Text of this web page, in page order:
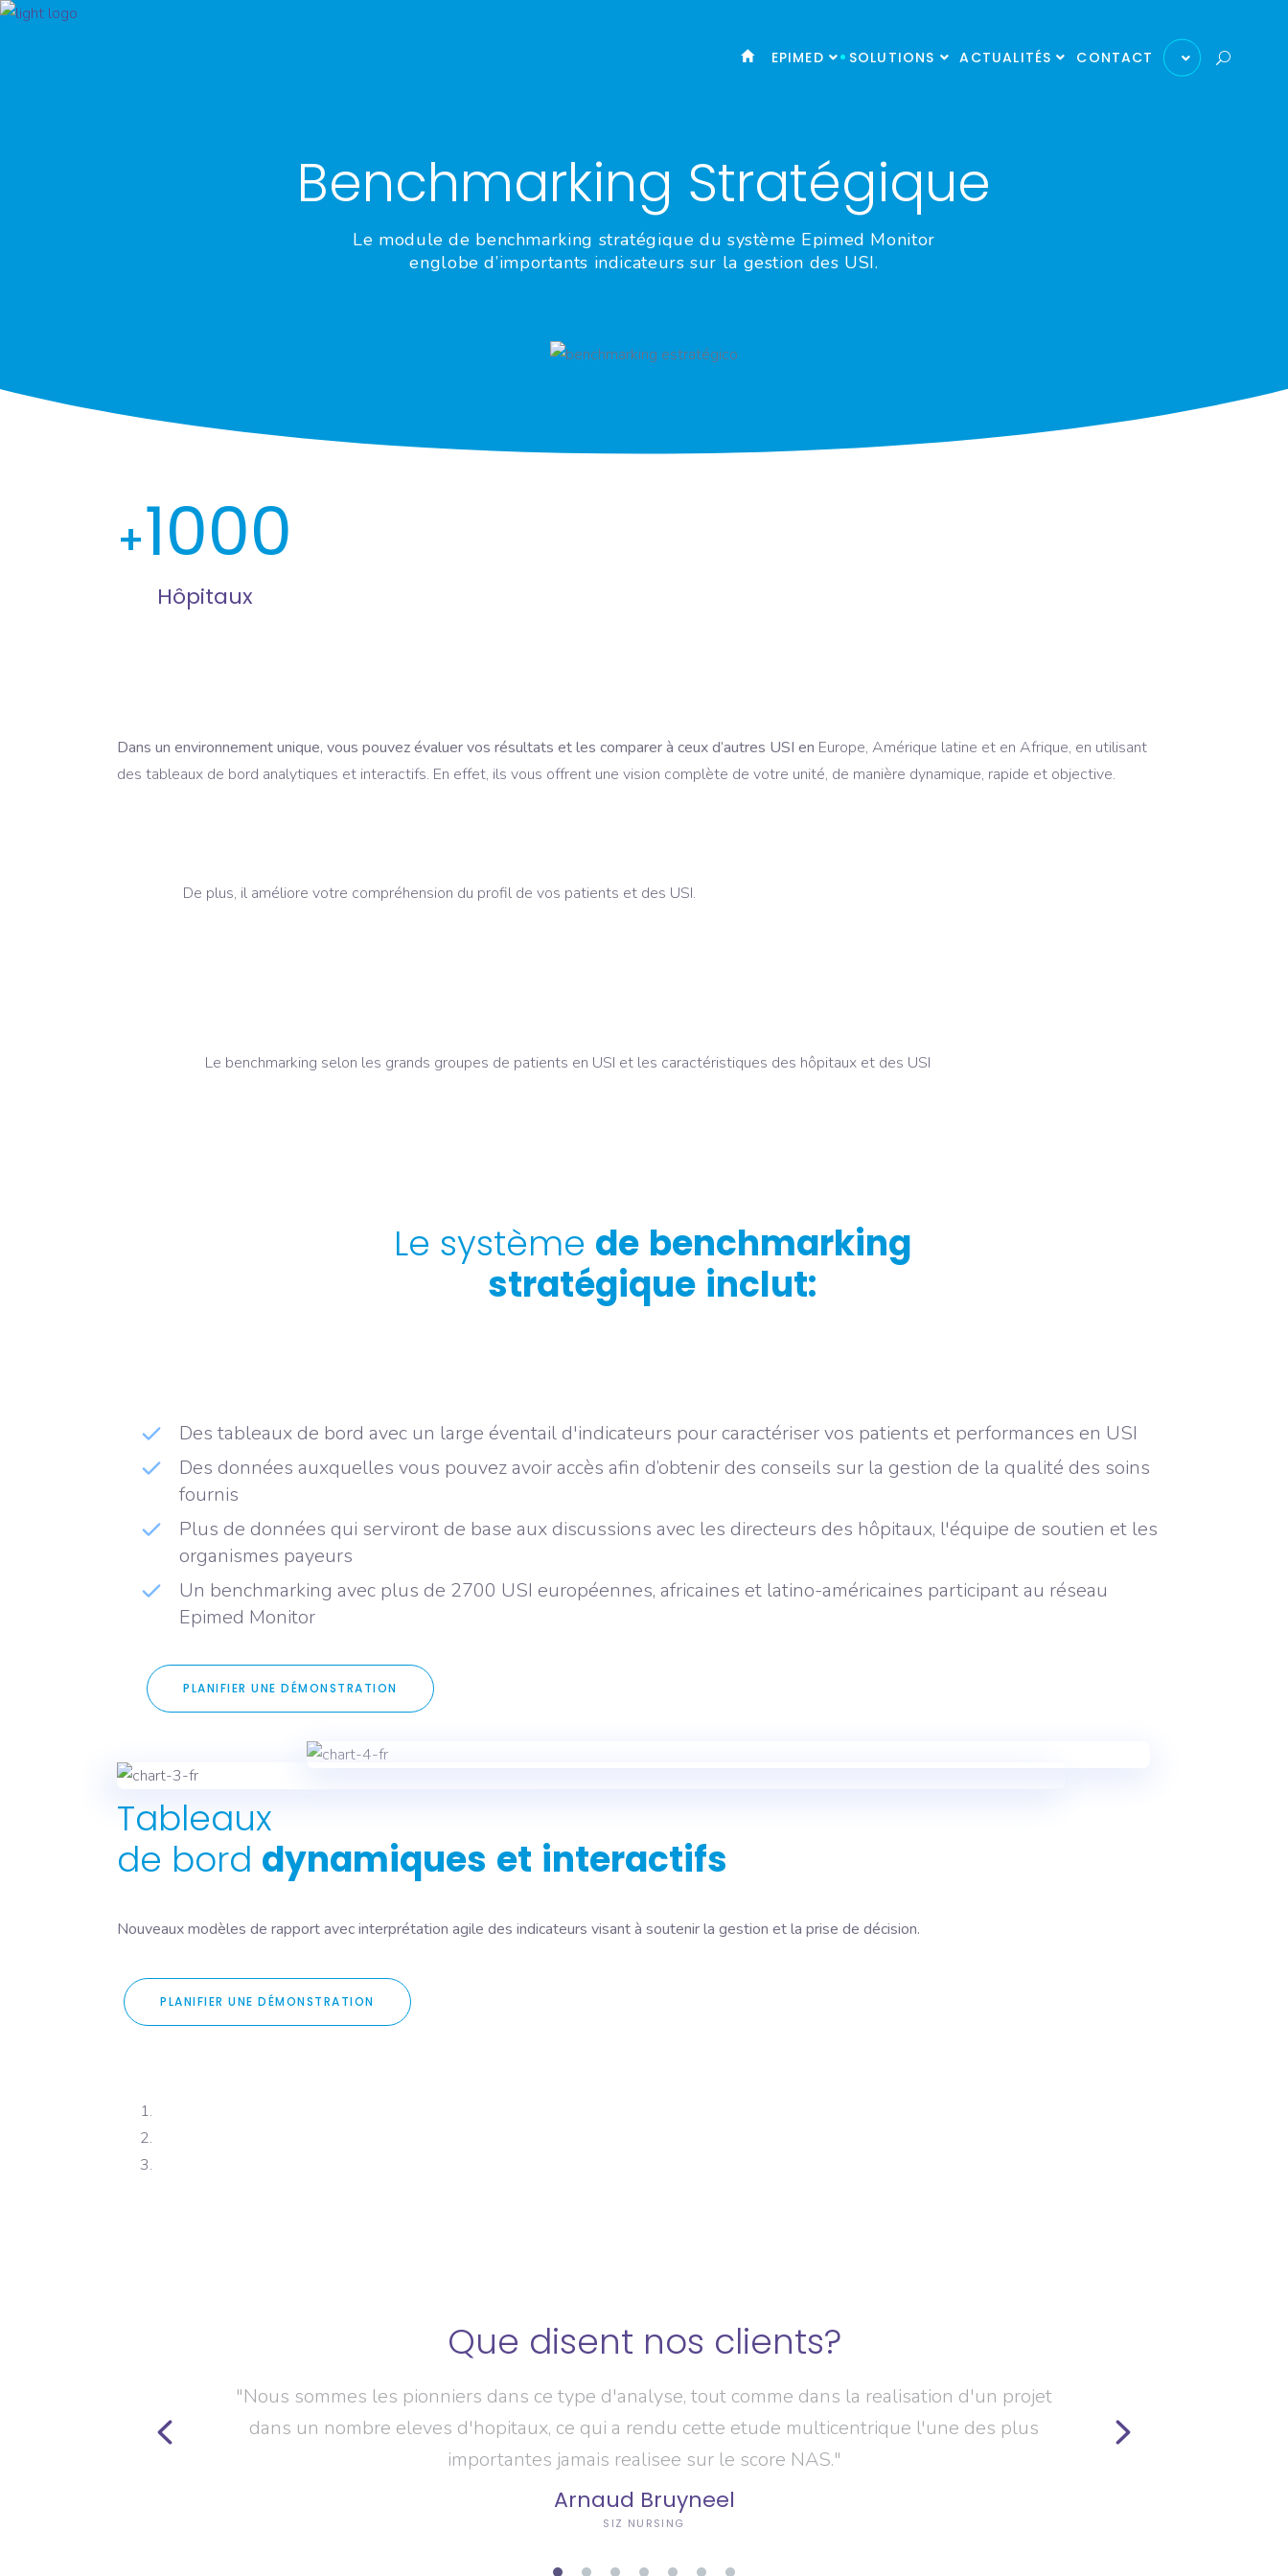
EPIMED SOLUTIONS ACTUALITÉS CONTACT
Benchmarking Stratégique
Le module de benchmarking stratégique du système Epimed Monitor
englobe d’importants indicateurs sur la gestion des USI.
1000
Hôpitaux
Dans un environnement unique, vous pouvez évaluer vos résultats et les comparer à ceux d’autres USI en Europe, Amérique latine et en Afrique, en utilisant
des tableaux de bord analytiques et interactifs. En effet, ils vous offrent une vision complète de votre unité, de manière dynamique, rapide et objective.
De plus, il améliore votre compréhension du profil de vos patients et des USI.
Le benchmarking selon les grands groupes de patients en USI et les caractéristiques des hôpitaux et des USI
Le système de benchmarking
stratégique inclut:
Des tableaux de bord avec un large éventail d'indicateurs pour caractériser vos patients et performances en USI
Des données auxquelles vous pouvez avoir accès afin d’obtenir des conseils sur la gestion de la qualité des soins
fournis
Plus de données qui serviront de base aux discussions avec les directeurs des hôpitaux, l'équipe de soutien et les
organismes payeurs
Un benchmarking avec plus de 2700 USI européennes, africaines et latino-américaines participant au réseau
Epimed Monitor
PLANIFIER UNE DÉMONSTRATION
Tableaux
de bord dynamiques et interactifs
Nouveaux modèles de rapport avec interprétation agile des indicateurs visant à soutenir la gestion et la prise de décision.
PLANIFIER UNE DÉMONSTRATION
d'analyse, tout comme dans la realisation d'un projet
qui a rendu cette etude multicentrique l'une des plus
"Le systerne Epimed Monitor Surveillance nous aidera a voir les
apporter au systeme de sante en Belgique"